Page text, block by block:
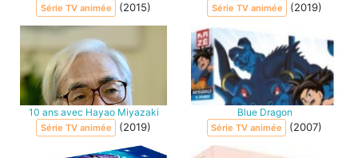
Série TV animée (2015) Série TV animée (2019)
10 ans avec Hayao Miyazaki
Série TV animée (2019)
Blue Dragon
Série TV animée (2007)